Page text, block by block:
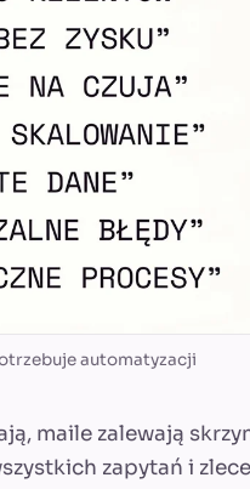
automatyzacji
maile zalewają
zapytań i